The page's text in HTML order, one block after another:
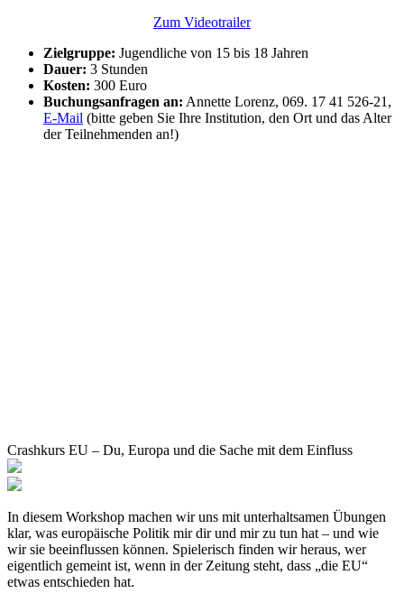
Zum Videotrailer
Zielgruppe: Jugendliche von 15 bis 18 Jahren
Dauer: 3 Stunden
Kosten: 300 Euro
Buchungsanfragen an: Annette Lorenz, 069. 17 41 526-21,
E-Mail (bitte geben Sie Ihre Institution, den Ort und das Alter
der Teilnehmenden an!)
Crashkurs EU – Du, Europa und die Sache mit dem Einfluss
In diesem Workshop machen wir uns mit unterhaltsamen Übungen
klar, was europäische Politik mir dir und mir zu tun hat – und wie
wir sie beeinflussen können. Spielerisch finden wir heraus, wer
eigentlich gemeint ist, wenn in der Zeitung steht, dass „die EU“
etwas entschieden hat.